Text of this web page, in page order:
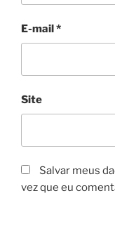
E-mail*
Site
Salvar meus
vez que eu